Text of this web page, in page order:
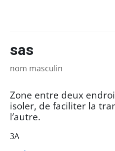
sas
nom masculin
Zone entre deux
isoler, de faciliter la
l’autre.
3A